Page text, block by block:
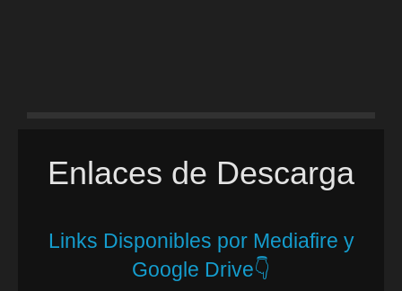
Enlaces de Descarga
Links Disponibles por Mediafire y
Google Drive👇